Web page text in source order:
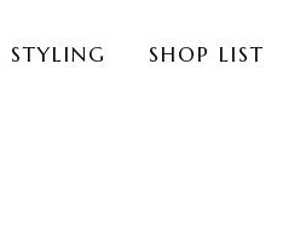
STYLING SHOP LIST